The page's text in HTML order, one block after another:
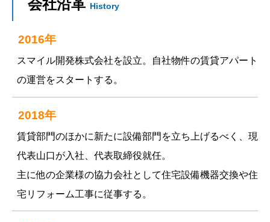
会社沿革 History
2016年
スマイル開発株式会社を設立。自社物件の賃貸アパート
の運営をスタートする。
2018年
賃貸部門のほかに新たに設備部門を立ち上げるべく、現
代表山口が入社、代表取締役就任。
主に他の企業様の協力会社として住宅設備機器交換や住
宅リフォーム工事に従事する。